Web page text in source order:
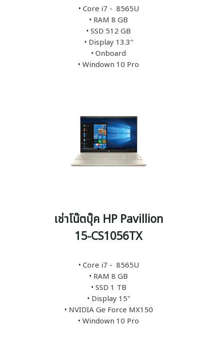
• Core i7 - 8565U
• RAM 8 GB
• SSD 512 GB
• Display 13.3"
• Onboard
• Windown 10 Pro
เช่าโน๊ตบุ๊ค HP Pavillion
15-CS1056TX
• Core i7 - 8565U
• RAM 8 GB
• SSD 1 TB
• Display 15"
• NVIDIA Ge Force MX150
• Windown 10 Pro